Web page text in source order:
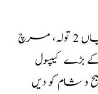
اسوں(تارامیرا) 2 تولہ، مغز نمولیاں 2 تولہ، مرچ
کے بڑے کیپسول
صبح و شام کو دیں